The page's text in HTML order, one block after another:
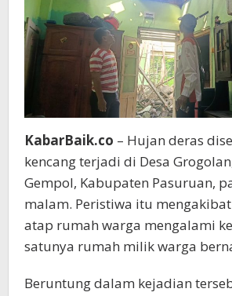
KabarBaik.co – Hujan deras
kencang terjadi di Desa
Gempol, Kabupaten Pasuruan,
malam. Peristiwa itu
atap rumah warga mengalami
satunya rumah milik warga
Beruntung dalam kejadian